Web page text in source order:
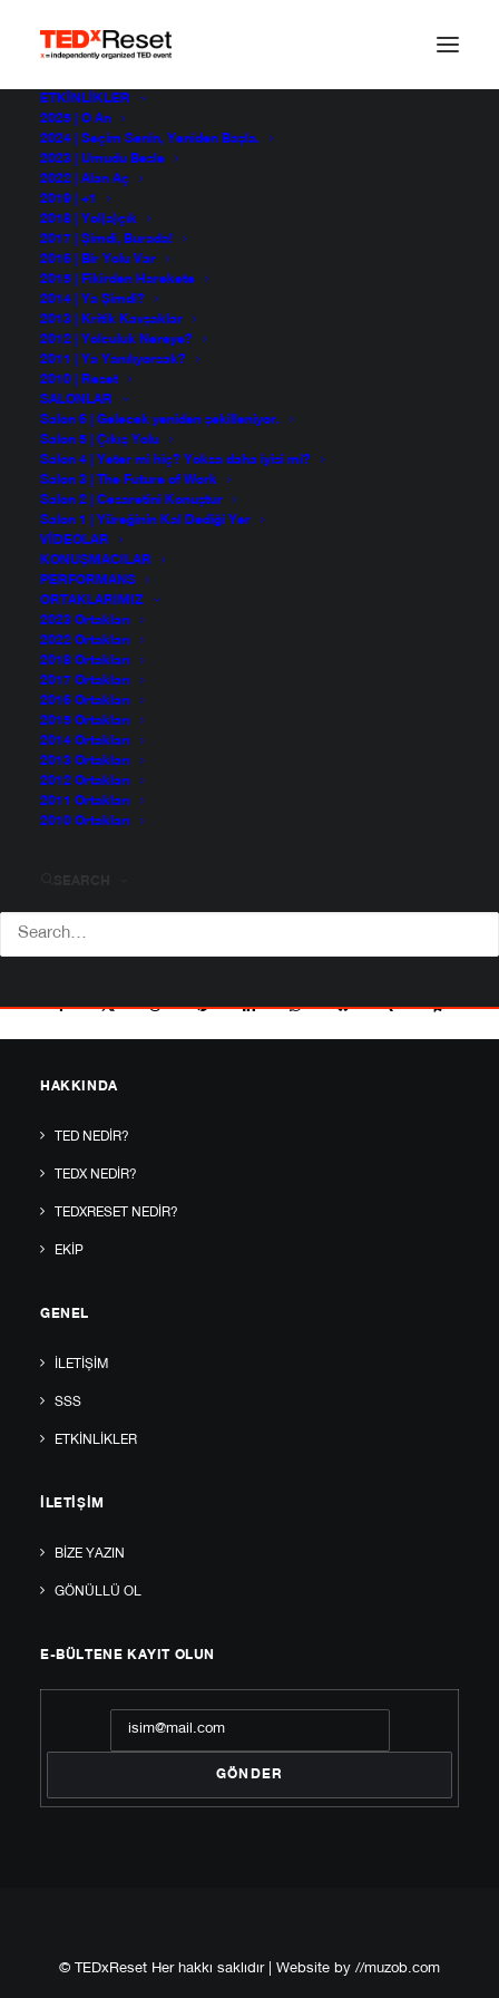
ETKINLIKLER
2025 | O An
2024 | Seçim Senin, Yeniden Başla.
2023 | Umudu Besle
2022 | Alan Aç
2019 | +1
2018 | Yol(a)çık
2017 | Şimdi, Burada!
2016 | Bir Yolu Var
2015 | Fikirden Harekete
2014 | Ya Şimdi?
2013 | Kritik Kavşaklar
2012 | Yolculuk Nereye?
2011 | Ya Yanılıyorsak?
2010 | Reset
SALONLAR
Salon 6 | Gelecek yeniden şekilleniyor.
Salon 5 | Çıkış Yolu
Salon 4 | Yeter mi hiç? Yoksa daha iyisi mi?
Salon 3 | The Future of Work
Salon 2 | Cesaretini Konuştur
Salon 1 | Yüreğinin Kal Dediği Yer
VIDEOLAR
KONUŞMACILAR
PERFORMANS
ORTAKLARIMIZ
2023 Ortakları
2022 Ortakları
2018 Ortakları
2017 Ortakları
2016 Ortakları
2015 Ortakları
2014 Ortakları
2013 Ortakları
2012 Ortakları
2011 Ortakları
2010 Ortakları
Canlı Performans –
Sattas
Sattas
TEDxReset 2013
HAKKINDA
TED NEDIR?
TEDX NEDIR?
TEDXRESET NEDIR?
EKIP
GENEL
İLETIŞIM
SSS
ETKINLIKLER
İLETIŞIM
BIZE YAZIN
GÖNÜLLÜ OL
E-BÜLTENE KAYIT OLUN
© TEDxReset Her hakkı saklıdır | Website by //muzob.com